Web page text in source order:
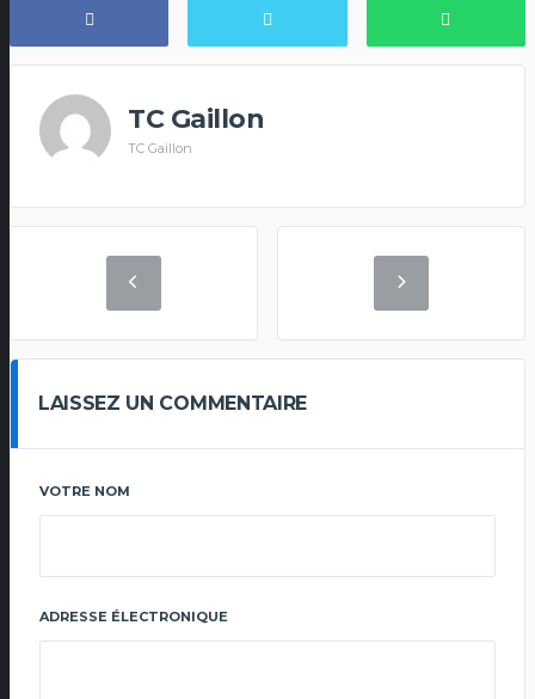
TC Gaillon
TC Gaillon
LAISSEZ UN COMMENTAIRE
VOTRE NOM
ADRESSE ÉLECTRONIQUE